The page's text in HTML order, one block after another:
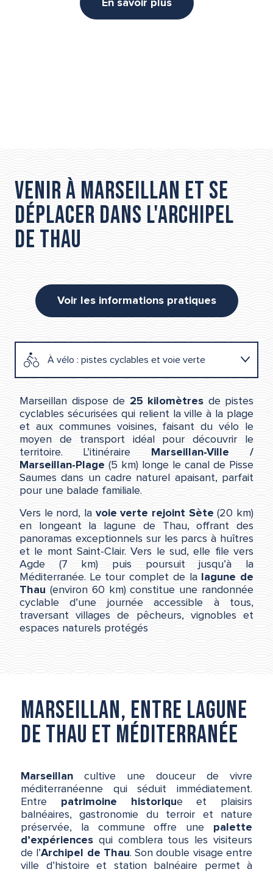
En savoir plus
Venir à Marseillan et se
déplacer dans l'Archipel
de Thau
Voir les informations pratiques
À vélo : pistes cyclables et voie verte
En bus : réseau Sète Agglopôle Mobilité
En voiture
En camping-car
Marseillan dispose de 25 kilomètres de pistes
cyclables sécurisées qui relient la ville à la plage
et aux communes voisines, faisant du vélo le
moyen de transport idéal pour découvrir le
territoire. L’itinéraire
Marseillan-Ville /
Marseillan-Plage (5 km) longe le canal de Pisse
Saumes dans un cadre naturel apaisant, parfait
pour une balade familiale.
Vers le nord, la voie verte rejoint Sète (20 km)
en longeant la lagune de Thau, offrant des
panoramas exceptionnels sur les parcs à huîtres
et le mont Saint-Clair. Vers le sud, elle file vers
Agde (7 km) puis poursuit jusqu’à la
Méditerranée. Le tour complet de la
lagune de
Thau (environ 60 km) constitue une randonnée
cyclable d’une journée accessible à tous,
traversant villages de pêcheurs, vignobles et
espaces naturels protégés
Marseillan, entre lagune
de Thau et Méditerranée
Marseillan cultive une douceur de vivre
méditerranéenne qui séduit immédiatement.
Entre patrimoine historique et plaisirs
balnéaires, gastronomie du terroir et nature
préservée, la commune offre une palette
d’expériences qui comblera tous les visiteurs
de l’Archipel de Thau. Son double visage entre
ville d’histoire et station balnéaire permet à